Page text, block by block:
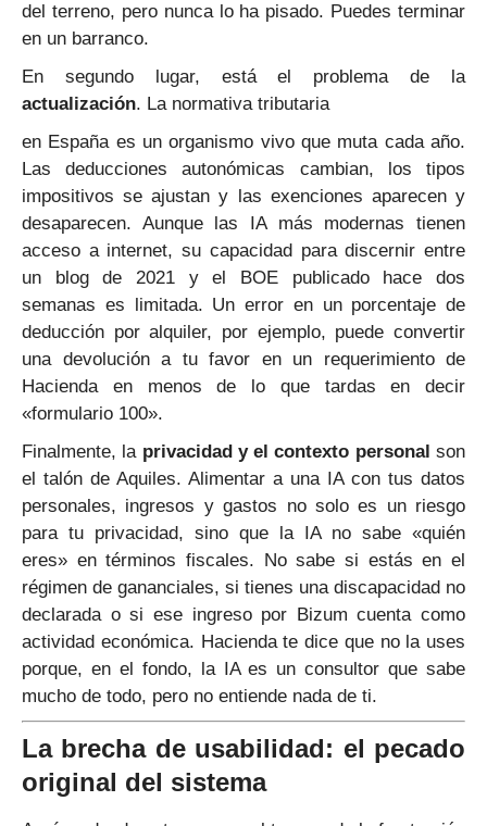
del terreno, pero nunca lo ha pisado. Puedes terminar
en un barranco.
En segundo lugar, está el problema de la
actualización. La normativa tributaria
en España es un organismo vivo que muta cada año.
Las deducciones autonómicas cambian, los tipos
impositivos se ajustan y las exenciones aparecen y
desaparecen. Aunque las IA más modernas tienen
acceso a internet, su capacidad para discernir entre
un blog de 2021 y el BOE publicado hace dos
semanas es limitada. Un error en un porcentaje de
deducción por alquiler, por ejemplo, puede convertir
una devolución a tu favor en un requerimiento de
Hacienda en menos de lo que tardas en decir
«formulario 100».
Finalmente, la privacidad y el contexto personal son
el talón de Aquiles. Alimentar a una IA con tus datos
personales, ingresos y gastos no solo es un riesgo
para tu privacidad, sino que la IA no sabe «quién
eres» en términos fiscales. No sabe si estás en el
régimen de gananciales, si tienes una discapacidad no
declarada o si ese ingreso por Bizum cuenta como
actividad económica. Hacienda te dice que no la uses
porque, en el fondo, la IA es un consultor que sabe
mucho de todo, pero no entiende nada de ti.
La brecha de usabilidad: el pecado
original del sistema